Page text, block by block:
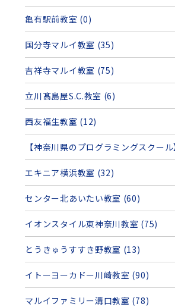
亀有駅前教室 (0)
国分寺マルイ教室 (35)
吉祥寺マルイ教室 (75)
立川髙島屋S.C.教室 (6)
西友福生教室 (12)
【神奈川県のプログラミングスクー
エキニア横浜教室 (32)
センター北あいたい教室 (60)
イオンスタイル東神奈川教室 (75)
とうきゅうすすき野教室 (13)
イトーヨーカドー川崎教室 (90)
マルイファミリー溝口教室 (78)